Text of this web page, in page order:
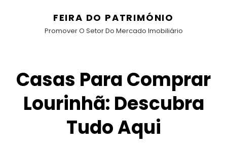
FEIRA DO PATRIMÓNIO
Promover O Setor Do Mercado Imobiliário
Casas Para Comprar
Lourinhã: Descubra
Tudo Aqui